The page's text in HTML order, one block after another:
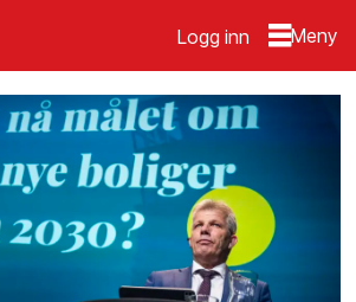
Logg inn